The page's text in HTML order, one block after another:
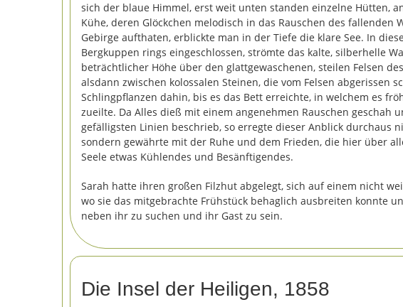
sich der blaue Himmel, erst weit unten standen einzelne Hütten,
Kühe, deren Glöckchen melodisch in das Rauschen des fallenden
Gebirge aufthaten, erblickte man in der Tiefe die klare See. In
Bergkuppen rings eingeschlossen, strömte das kalte, silberhelle
beträchtlicher Höhe über den glattgewaschenen, steilen Felsen
alsdann zwischen kolossalen Steinen, die vom Felsen abgerissen
Schlingpflanzen dahin, bis es das Bett erreichte, in welchem es
zueilte. Da Alles dieß mit einem angenehmen Rauschen geschah
gefälligsten Linien beschrieb, so erregte dieser Anblick durchaus
sondern gewährte mit der Ruhe und dem Frieden, die hier über
Seele etwas Kühlendes und Besänftigendes.
Sarah hatte ihren großen Filzhut abgelegt, sich auf einem nicht
wo sie das mitgebrachte Frühstück behaglich ausbreiten konnte
neben ihr zu suchen und ihr Gast zu sein.
Die Insel der Heiligen, 1858